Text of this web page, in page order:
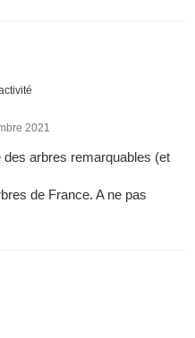
2021
arbres remarquables (et
de France. A ne pas